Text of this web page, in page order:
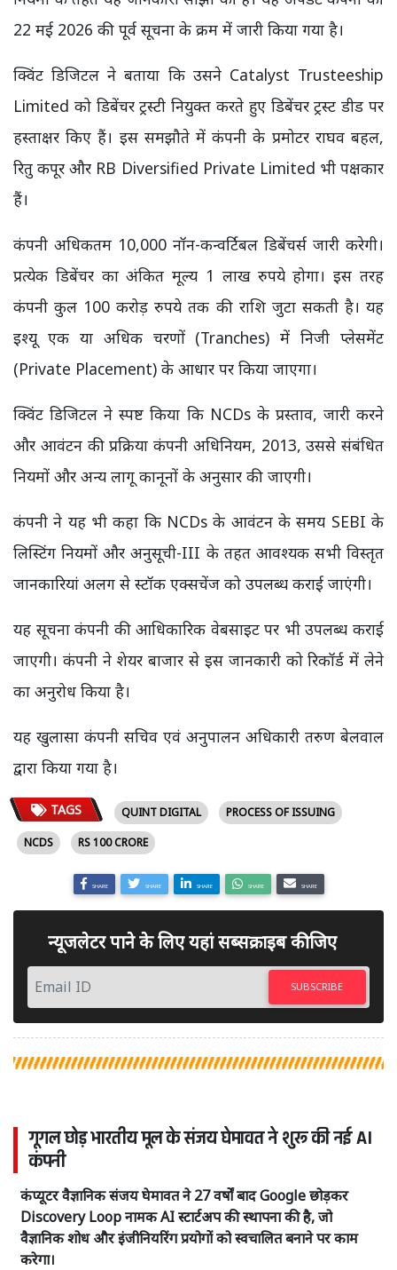
22 मई 2026 की पूर्व सूचना के क्रम में जारी किया गया है।
क्विंट डिजिटल ने बताया कि उसने Catalyst Trusteeship
Limited को डिबेंचर ट्रस्टी नियुक्त करते हुए डिबेंचर ट्रस्ट डीड पर
हस्ताक्षर किए हैं। इस समझौते में कंपनी के प्रमोटर राघव बहल,
रितु कपूर और RB Diversified Private Limited भी पक्षकार
हैं।
कंपनी अधिकतम 10,000 नॉन-कन्वर्टिबल डिबेंचर्स जारी करेगी।
प्रत्येक डिबेंचर का अंकित मूल्य 1 लाख रुपये होगा। इस तरह
कंपनी कुल 100 करोड़ रुपये तक की राशि जुटा सकती है। यह
इश्यू एक या अधिक चरणों (Tranches) में निजी प्लेसमेंट
(Private Placement) के आधार पर किया जाएगा।
क्विंट डिजिटल ने स्पष्ट किया कि NCDs के प्रस्ताव, जारी करने
और आवंटन की प्रक्रिया कंपनी अधिनियम, 2013, उससे संबंधित
नियमों और अन्य लागू कानूनों के अनुसार की जाएगी।
कंपनी ने यह भी कहा कि NCDs के आवंटन के समय SEBI के
लिस्टिंग नियमों और अनुसूची-III के तहत आवश्यक सभी विस्तृत
जानकारियां अलग से स्टॉक एक्सचेंज को उपलब्ध कराई जाएंगी।
यह सूचना कंपनी की आधिकारिक वेबसाइट पर भी उपलब्ध कराई
जाएगी। कंपनी ने शेयर बाजार से इस जानकारी को रिकॉर्ड में लेने
का अनुरोध किया है।
यह खुलासा कंपनी सचिव एवं अनुपालन अधिकारी तरुण बेलवाल
द्वारा किया गया है।
TAGS QUINT DIGITAL
PROCESS OF ISSUING
NCDS
RS 100 CRORE
SHARE SHARE SHARE SHARE SHARE
न्यूजलेटर पाने के लिए यहां सब्सक्राइब कीजिए
SUBSCRIBE
गूगल छोड़ भारतीय मूल के संजय घेमावत ने शुरू की नई AI
कंपनी
कंप्यूटर वैज्ञानिक संजय घेमावत ने 27 वर्षों बाद Google छोड़कर
Discovery Loop नामक AI स्टार्टअप की स्थापना की है, जो
वैज्ञानिक शोध और इंजीनियरिंग प्रयोगों को स्वचालित बनाने पर काम
करेगा।